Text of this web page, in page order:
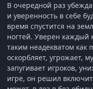
В очередной раз
и уверенность в себе
время спустится на
ногтей. Уверен каждый
таким неадекватом как
оскорбляет, угрожает,
запугивает игроков,
игре, он решил